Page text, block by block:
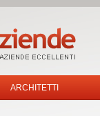
ARCHITETTI